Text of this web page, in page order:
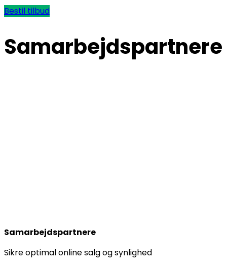
menu
menu
Bestil tilbud
Samarbejdspartnere
Samarbejdspartnere
Sikre optimal online salg og synlighed